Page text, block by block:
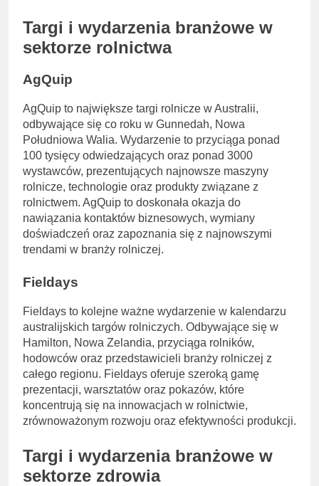
Targi i wydarzenia branżowe w
sektorze rolnictwa
AgQuip
AgQuip to największe targi rolnicze w Australii,
odbywające się co roku w Gunnedah, Nowa
Południowa Walia. Wydarzenie to przyciąga ponad
100 tysięcy odwiedzających oraz ponad 3000
wystawców, prezentujących najnowsze maszyny
rolnicze, technologie oraz produkty związane z
rolnictwem. AgQuip to doskonała okazja do
nawiązania kontaktów biznesowych, wymiany
doświadczeń oraz zapoznania się z najnowszymi
trendami w branży rolniczej.
Fieldays
Fieldays to kolejne ważne wydarzenie w kalendarzu
australijskich targów rolniczych. Odbywające się w
Hamilton, Nowa Zelandia, przyciąga rolników,
hodowców oraz przedstawicieli branży rolniczej z
całego regionu. Fieldays oferuje szeroką gamę
prezentacji, warsztatów oraz pokazów, które
koncentrują się na innowacjach w rolnictwie,
zrównoważonym rozwoju oraz efektywności produkcji.
Targi i wydarzenia branżowe w
sektorze zdrowia